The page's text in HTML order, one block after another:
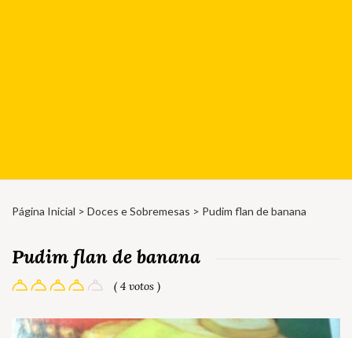
Página Inicial > Doces e Sobremesas > Pudim flan de banana
Pudim flan de banana
( 4 votos )